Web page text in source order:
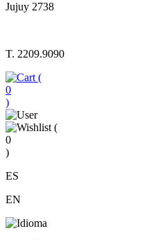
Jujuy 2738
T. 2209.9090
(
0
)
(
0
)
ES
EN